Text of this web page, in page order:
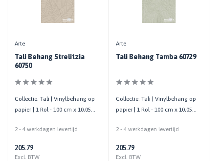
Arte
Tali Behang Strelitzia
60750
Collectie: Tali | Vinylbehang op
papier | 1 Rol - 100 cm x 10,05
2 - 4 werkdagen levertijd
205.79
Excl. BTW
Arte
Tali Behang Tamba 60729
Collectie: Tali | Vinylbehang op
papier | 1 Rol - 100 cm x 10,05
2 - 4 werkdagen levertijd
205.79
Excl. BTW